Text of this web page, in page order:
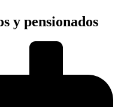
y pensionados